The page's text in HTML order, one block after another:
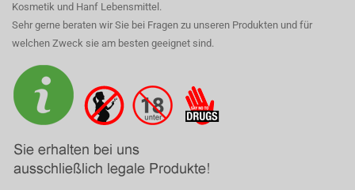
Kosmetik und Hanf Lebensmittel.
Sehr gerne beraten wir Sie bei Fragen zu unseren Produkten und für
welchen Zweck sie am besten geeignet sind.